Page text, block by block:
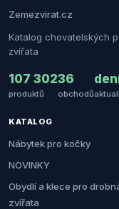
Zemezvirat.cz
Katalog chovatelských
zvířata
107 302
produktů
36
obchodů
KATALOG
Nábytek pro kočky
NOVINKY
Obydlí a klece pro
zvířata